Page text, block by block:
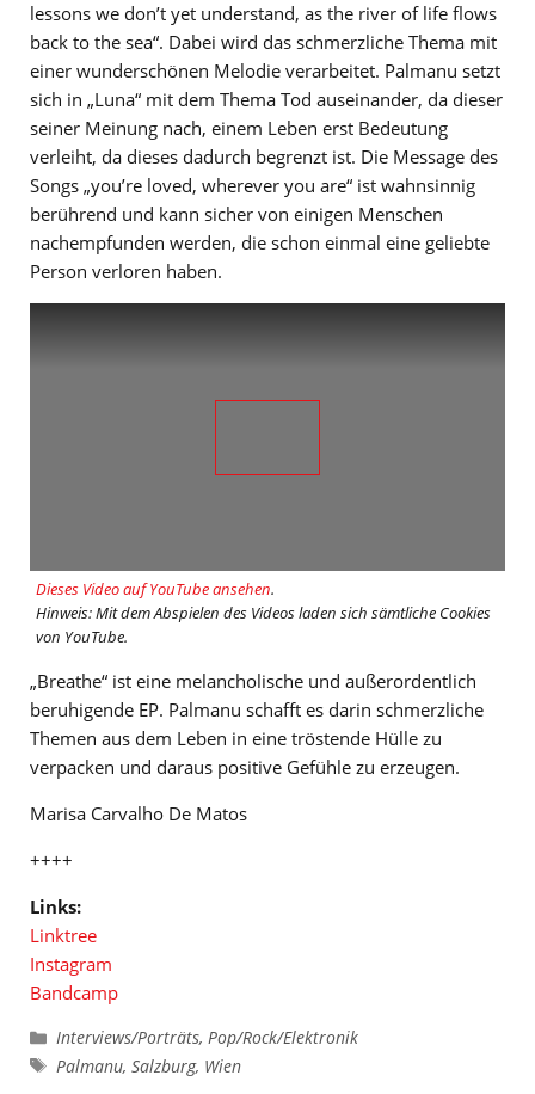
lessons we don’t yet understand, as the river of life flows
back to the sea“. Dabei wird das schmerzliche Thema mit
einer wunderschönen Melodie verarbeitet. Palmanu setzt
sich in „Luna“ mit dem Thema Tod auseinander, da dieser
seiner Meinung nach, einem Leben erst Bedeutung
verleiht, da dieses dadurch begrenzt ist. Die Message des
Songs „you’re loved, wherever you are“ ist wahnsinnig
berührend und kann sicher von einigen Menschen
nachempfunden werden, die schon einmal eine geliebte
Person verloren haben.
Dieses Video auf YouTube ansehen.
Hinweis: Mit dem Abspielen des Videos laden sich sämtliche Cookies
von YouTube.
„Breathe“ ist eine melancholische und außerordentlich
beruhigende EP. Palmanu schafft es darin schmerzliche
Themen aus dem Leben in eine tröstende Hülle zu
verpacken und daraus positive Gefühle zu erzeugen.
Marisa Carvalho De Matos
++++
Links:
Linktree
Instagram
Bandcamp
Kategorien
Interviews/Porträts,Pop/Rock/Elektronik
Schlagwörter
Palmanu,Salzburg, Wien